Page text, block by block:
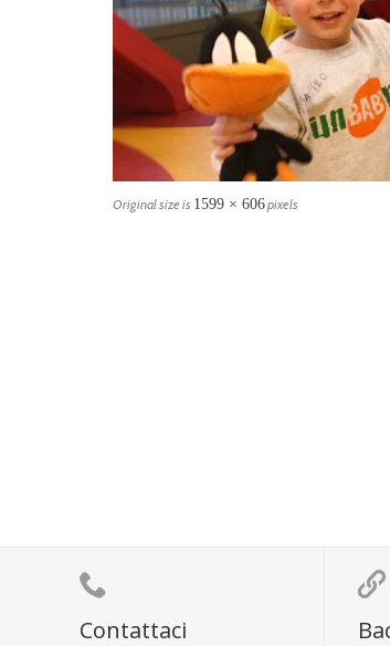
Original size is 1599 × 606pixels

Contattaci
